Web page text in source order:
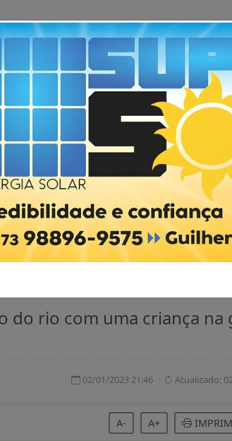
Futebol
para servir
há mais de um ano
do rio com uma criança na
Atualizado:
02/01/2023 21:46
A- A+